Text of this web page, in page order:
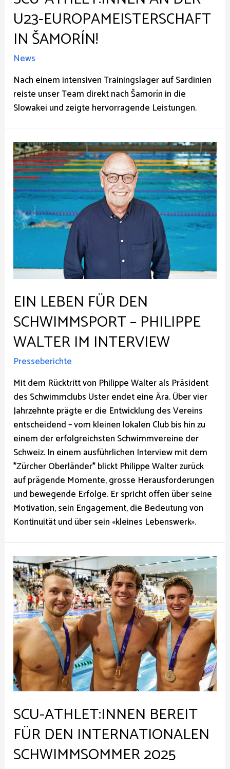
U23-EUROPAMEISTERSCHAFT
IN ŠAMORÍN!
News
Nach einem intensiven Trainingslager auf Sardinien
reiste unser Team direkt nach Šamorín in die
Slowakei und zeigte hervorragende Leistungen.
EIN LEBEN FÜR DEN
SCHWIMMSPORT – PHILIPPE
WALTER IM INTERVIEW
Presseberichte
Mit dem Rücktritt von Philippe Walter als Präsident
des Schwimmclubs Uster endet eine Ära. Über vier
Jahrzehnte prägte er die Entwicklung des Vereins
entscheidend – vom kleinen lokalen Club bis hin zu
einem der erfolgreichsten Schwimmvereine der
Schweiz. In einem ausführlichen Interview mit dem
*Zürcher Oberländer* blickt Philippe Walter zurück
auf prägende Momente, grosse Herausforderungen
und bewegende Erfolge. Er spricht offen über seine
Motivation, sein Engagement, die Bedeutung von
Kontinuität und über sein «kleines Lebenswerk».
SCU-ATHLET:INNEN BEREIT
FÜR DEN INTERNATIONALEN
SCHWIMMSOMMER 2025